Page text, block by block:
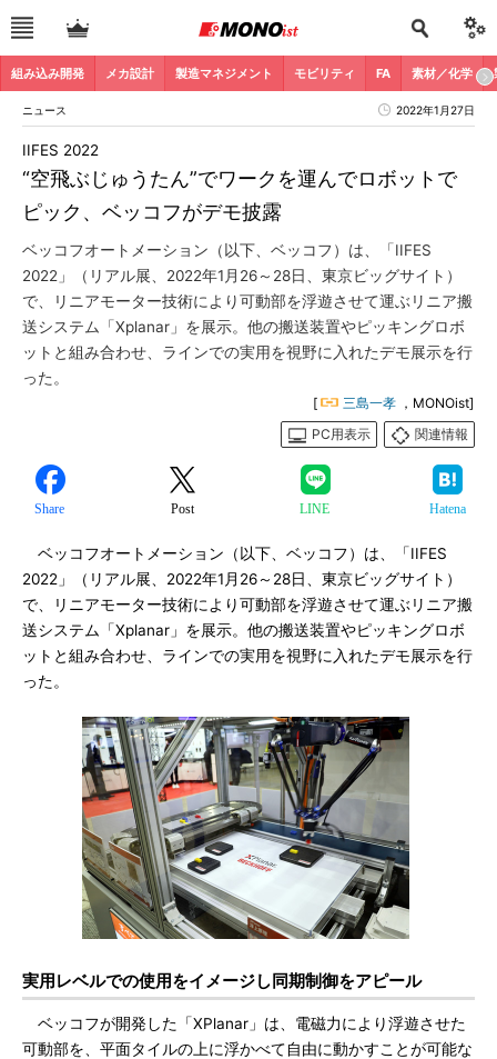
組み込み開発 メカ設計 製造マネジメント モビリティ FA 素材／化学
ニュース 2022年1月27日
“空飛ぶじゅうたん”でワークを運んでロボットで
ピック、ベッコフがデモ披露
IIFES 2022
ベッコフオートメーション（以下、ベッコフ）は、「IIFES
2022」（リアル展、2022年1月26～28日、東京ビッグサイト）
で、リニアモーター技術により可動部を浮遊させて運ぶリニア搬
送システム「Xplanar」を展示。他の搬送装置やピッキングロボ
ットと組み合わせ、ラインでの実用を視野に入れたデモ展示を行
った。
[ 三島一孝 ，MONOist]
PC用表示
関連情報
Share Post LINE Hatena
ベッコフオートメーション（以下、ベッコフ）は、「IIFES
2022」（リアル展、2022年1月26～28日、東京ビッグサイト）
で、リニアモーター技術により可動部を浮遊させて運ぶリニア搬
送システム「Xplanar」を展示。他の搬送装置やピッキングロボ
ットと組み合わせ、ラインでの実用を視野に入れたデモ展示を行
った。
実用レベルでの使用をイメージし同期制御をアピール
ベッコフが開発した「XPlanar」は、電磁力により浮遊させた
可動部を、平面タイルの上に浮かべて自由に動かすことが可能な